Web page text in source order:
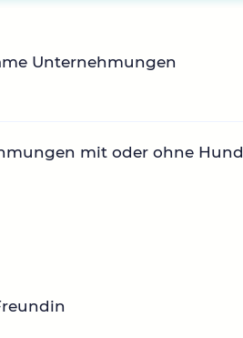
Unternehmungen
mit oder ohne Hund